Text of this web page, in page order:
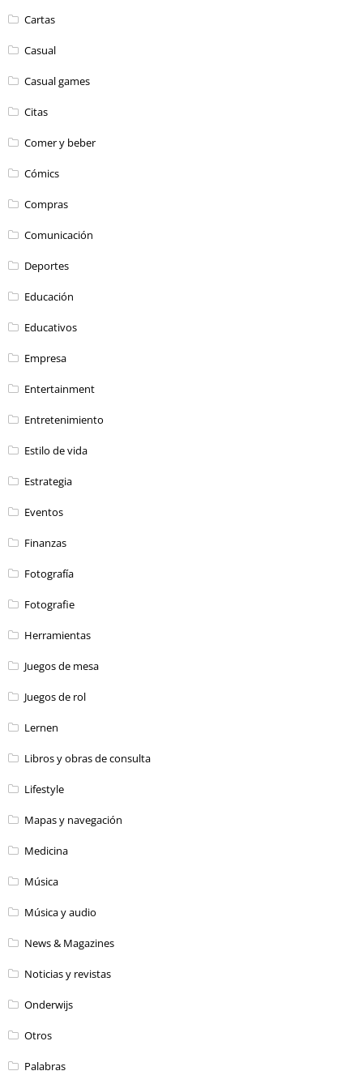
Cartas
Casual
Casual games
Citas
Comer y beber
Cómics
Compras
Comunicación
Deportes
Educación
Educativos
Empresa
Entertainment
Entretenimiento
Estilo de vida
Estrategia
Eventos
Finanzas
Fotografía
Fotografie
Herramientas
Juegos de mesa
Juegos de rol
Lernen
Libros y obras de consulta
Lifestyle
Mapas y navegación
Medicina
Música
Música y audio
News & Magazines
Noticias y revistas
Onderwijs
Otros
Palabras